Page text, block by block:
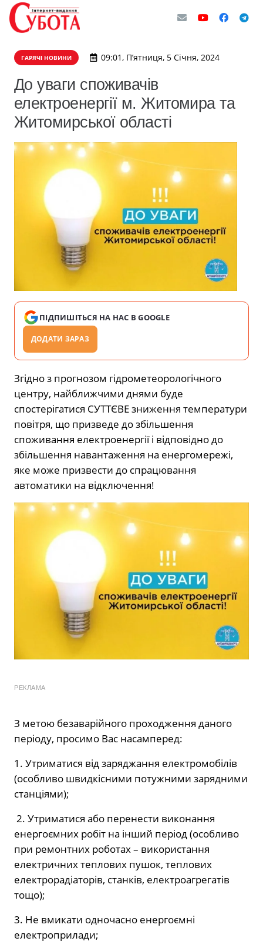
ГАРЯЧІ НОВИНИ 09:01, П’ятниця, 5 Січня, 2024
До уваги споживачів
електроенергії м. Житомира та
Житомирської області
ПІДПИШІТЬСЯ НА НАС В GOOGLE
ДОДАТИ ЗАРАЗ
Згідно з прогнозом гідрометеорологічного
центру, найближчими днями буде
спостерігатися СУТТЄВЕ зниження температури
повітря, що призведе до збільшення
споживання електроенергії і відповідно до
збільшення навантаження на енергомережі,
яке може призвести до спрацювання
автоматики на відключення!
РЕКЛАМА
З метою безаварійного проходження даного
періоду, просимо Вас насамперед:
1. Утриматися від заряджання електромобілів
(особливо швидкісними потужними зарядними
станціями);
2. Утриматися або перенести виконання
енергоємних робіт на інший період (особливо
при ремонтних роботах – використання
електричних теплових пушок, теплових
електрорадіаторів, станків, електроагрегатів
тощо);
3. Не вмикати одночасно енергоємні
електроприлади;